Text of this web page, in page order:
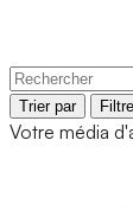
Trier par
Votre média